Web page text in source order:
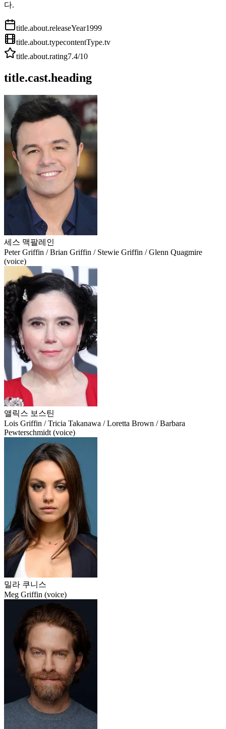
다.
title.about.releaseYear1999
title.about.typecontentType.tv
title.about.rating7.4/10
title.cast.heading
세스 맥팔레인
Peter Griffin / Brian Griffin / Stewie Griffin / Glenn Quagmire
(voice)
앨릭스 보스틴
Lois Griffin / Tricia Takanawa / Loretta Brown / Barbara
Pewterschmidt (voice)
밀라 쿠니스
Meg Griffin (voice)